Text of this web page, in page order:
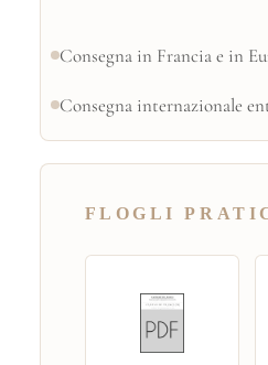
Consegna in Francia e in
Consegna internazionale
FLOGLI